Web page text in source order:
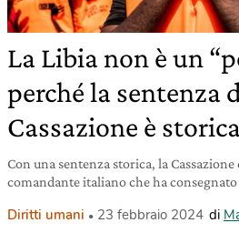
La Libia non è un
perché la sentenza
Cassazione è
Con una sentenza storica, la
comandante italiano che ha
Diritti umani 23 febbraio 2024 di